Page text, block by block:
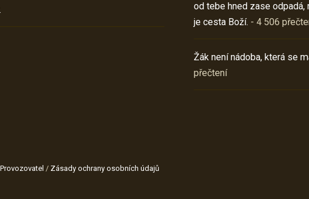
od tebe hned zase
je cesta Boží. - 4 506
Žák není nádoba, která se
přečtení
Provozovatel / Zásady ochrany osobních údajů